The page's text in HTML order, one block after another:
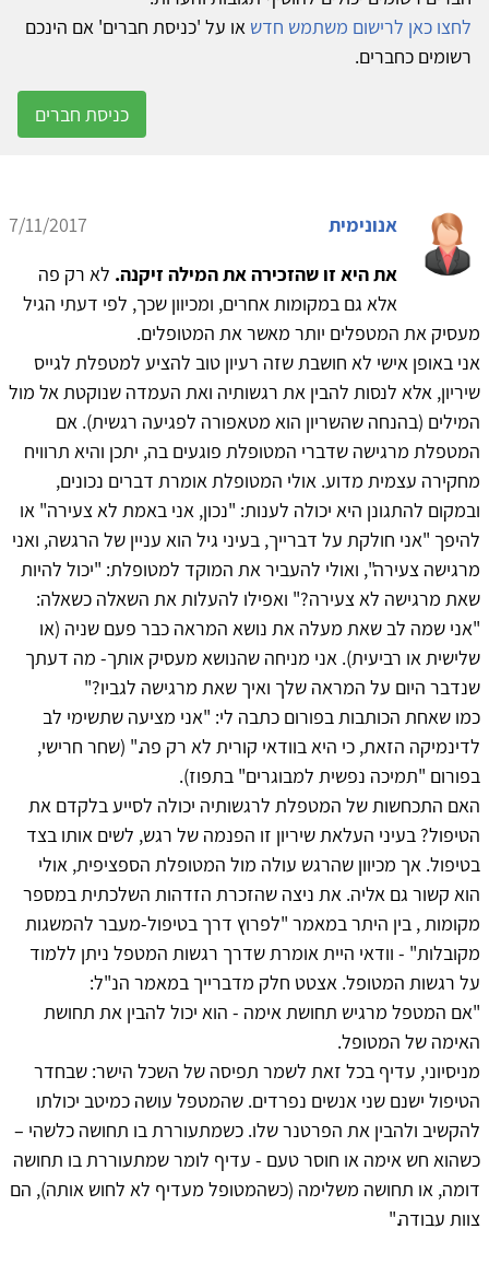
לחצו כאן לרישום משתמש חדש או על 'כניסת חברים' אם הינכם
רשומים כחברים.
כניסת חברים
אנונימית
7/11/2017
את היא זו שהזכירה את המילה זיקנה. לא רק פה
אלא גם במקומות אחרים, ומכיוון שכך, לפי דעתי הגיל
מעסיק את המטפלים יותר מאשר את המטופלים.
אני באופן אישי לא חושבת שזה רעיון טוב להציע למטפלת לגייס
שיריון, אלא לנסות להבין את רגשותיה ואת העמדה שנוקטת אל מול
המילים (בהנחה שהשריון הוא מטאפורה לפגיעה רגשית). אם
המטפלת מרגישה שדברי המטופלת פוגעים בה, יתכן והיא תרוויח
מחקירה עצמית מדוע. אולי המטופלת אומרת דברים נכונים,
ובמקום להתגונן היא יכולה לענות: "נכון, אני באמת לא צעירה" או
להיפך "אני חולקת על דברייך, בעיני גיל הוא עניין של הרגשה, ואני
מרגישה צעירה", ואולי להעביר את המוקד למטופלת: "יכול להיות
שאת מרגישה לא צעירה?" ואפילו להעלות את השאלה כשאלה:
"אני שמה לב שאת מעלה את נושא המראה כבר פעם שניה (או
שלישית או רביעית). אני מניחה שהנושא מעסיק אותך- מה דעתך
שנדבר היום על המראה שלך ואיך שאת מרגישה לגביו?"
כמו שאחת הכותבות בפורום כתבה לי: "אני מציעה שתשימי לב
לדינמיקה הזאת, כי היא בוודאי קורית לא רק פה." (שחר חרישי,
בפורום "תמיכה נפשית למבוגרים" בתפוז).
האם התכחשות של המטפלת לרגשותיה יכולה לסייע בלקדם את
הטיפול? בעיני העלאת שיריון זו הפנמה של רגש, לשים אותו בצד
בטיפול. אך מכיוון שהרגש עולה מול המטופלת הספציפית, אולי
הוא קשור גם אליה. את ניצה שהזכרת הזדהות השלכתית במספר
מקומות , בין היתר במאמר "לפרוץ דרך בטיפול-מעבר להמשגות
מקובלות" - וודאי היית אומרת שדרך רגשות המטפל ניתן ללמוד
על רגשות המטופל. אצטט חלק מדברייך במאמר הנ"ל:
"אם המטפל מרגיש תחושת אימה - הוא יכול להבין את תחושת
האימה של המטופל.
מניסיוני, עדיף בכל זאת לשמר תפיסה של השכל הישר: שבחדר
הטיפול ישנם שני אנשים נפרדים. שהמטפל עושה כמיטב יכולתו
להקשיב ולהבין את הפרטנר שלו. כשמתעוררת בו תחושה כלשהי –
כשהוא חש אימה או חוסר טעם - עדיף לומר שמתעוררת בו תחושה
דומה, או תחושה משלימה (כשהמטופל מעדיף לא לחוש אותה), הם
צוות עבודה."